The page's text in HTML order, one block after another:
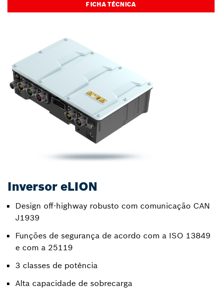
FICHA TÉCNICA
Inversor eLION
Design off-highway robusto com comunicação CAN
J1939
Funções de segurança de acordo com a ISO 13849
e com a 25119
3 classes de potência
Alta capacidade de sobrecarga